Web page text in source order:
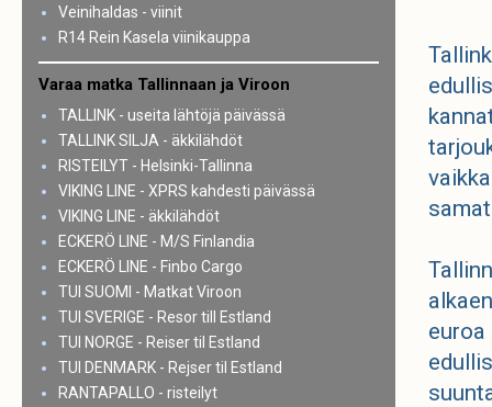
Veinihaldas - viinit
R14 Rein Kasela viinikauppa
Varaa matka Tallinnaan ja Viroon
TALLINK - useita lähtöjä päivässä
TALLINK SILJA - äkkilähdöt
RISTEILYT - Helsinki-Tallinna
VIKING LINE - XPRS kahdesti päivässä
VIKING LINE - äkkilähdöt
ECKERÖ LINE - M/S Finlandia
ECKERÖ LINE - Finbo Cargo
TUI SUOMI - Matkat Viroon
TUI SVERIGE - Resor till Estland
TUI NORGE - Reiser til Estland
TUI DENMARK - Rejser til Estland
RANTAPALLO - risteilyt